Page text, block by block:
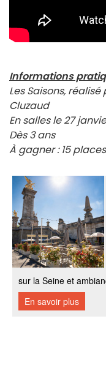
Informations
Les Saisons,
Cluzaud
En salles le 27
Dès 3 ans
À gagner : 15